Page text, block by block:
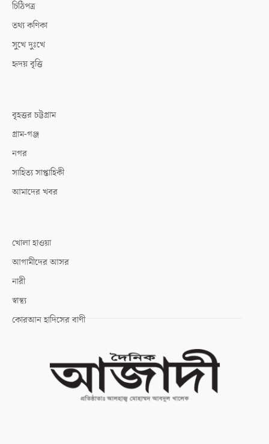
চিঠিপত্র
তথ্য কণিকা
সুখে দুঃখে
হৃদয় বৃত্তি
বৃহত্তর চট্টগ্রাম
গ্রাম-গঞ্জ
নগর
সাহিত্য সাপ্তাহিকী
আমাদের খবর
খোলা হাওয়া
আগামীদের আসর
নারী
স্বাস্থ্য
কোরআন হাদিসের বাণী